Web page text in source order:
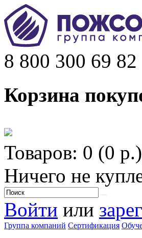
8 800 300 69 82
Корзина
Товаров: 0 (0 р.)
Ничего не
Войти или
Группа компаний Сертификация